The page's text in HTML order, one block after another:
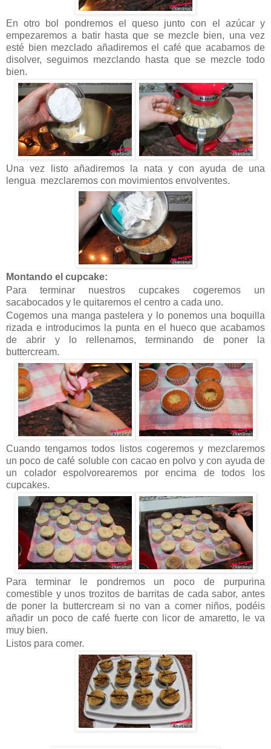
En otro bol pondremos el queso junto con el azúcar y
empezaremos a batir hasta que se mezcle bien, una vez
esté bien mezclado añadiremos el café que acabamos de
disolver, seguimos mezclando hasta que se mezcle todo
bien.
Una vez listo añadiremos la nata y con ayuda de una
lengua mezclaremos con movimientos envolventes.
Montando el cupcake:
Para terminar nuestros cupcakes cogeremos un
sacabocados y le quitaremos el centro a cada uno.
Cogemos una manga pastelera y lo ponemos una boquilla
rizada e introducimos la punta en el hueco que acabamos
de abrir y lo rellenamos, terminando de poner la
buttercream.
Cuando tengamos todos listos cogeremos y mezclaremos
un poco de café soluble con cacao en polvo y con ayuda de
un colador espolvorearemos por encima de todos los
cupcakes.
Para terminar le pondremos un poco de purpurina
comestible y unos trozitos de barritas de cada sabor, antes
de poner la buttercream si no van a comer niños, podéis
añadir un poco de café fuerte con licor de amaretto, le va
muy bien.
Listos para comer.